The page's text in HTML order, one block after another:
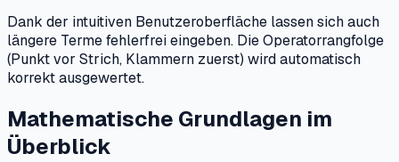
Dank der intuitiven Benutzeroberfläche lassen sich auch
längere Terme fehlerfrei eingeben. Die Operatorrangfolge
(Punkt vor Strich, Klammern zuerst) wird automatisch
korrekt ausgewertet.
Mathematische Grundlagen im
Überblick